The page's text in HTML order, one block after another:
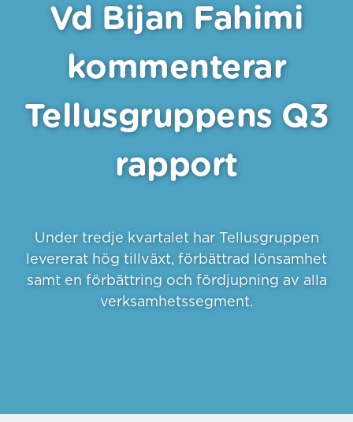
Vd Bijan Fahimi
kommenterar
Tellusgruppens Q3
rapport
Under tredje kvartalet har Tellusgruppen
levererat hög tillväxt, förbättrad lönsamhet
samt en förbättring och fördjupning av alla
verksamhetssegment.